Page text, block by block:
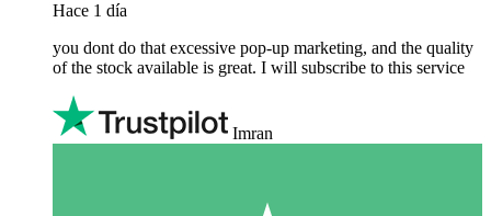
Hace 1 día
you dont do that excessive pop-up marketing, and the quality
of the stock available is great. I will subscribe to this service
Imran